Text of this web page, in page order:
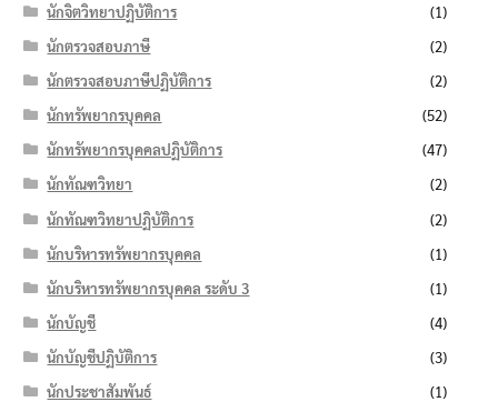
นักจิตวิทยาปฏิบัติการ
(1)
นักตรวจสอบภาษี
(2)
นักตรวจสอบภาษีปฏิบัติการ
(2)
นักทรัพยากรบุคคล
(52)
นักทรัพยากรบุคคลปฏิบัติการ
(47)
นักทัณฑวิทยา
(2)
นักทัณฑวิทยาปฏิบัติการ
(2)
นักบริหารทรัพยากรบุคคล
(1)
นักบริหารทรัพยากรบุคคล ระดับ 3
(1)
นักบัญชี
(4)
นักบัญชีปฏิบัติการ
(3)
นักประชาสัมพันธ์
(1)